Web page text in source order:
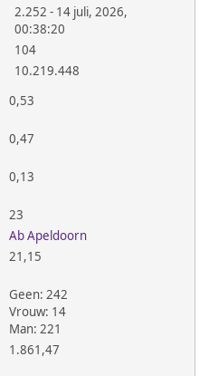
2.252 - 14 juli, 2026,
00:38:20
104
10.219.448
0,53
0,47
0,13
23
Ab Apeldoorn
21,15
Geen: 242
Vrouw: 14
Man: 221
1.861,47